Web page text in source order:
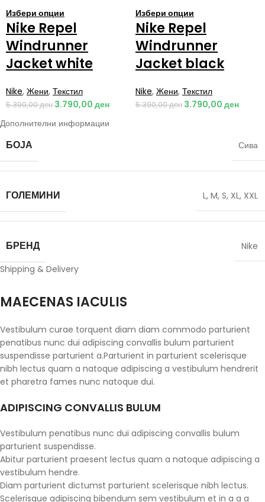
Избери опции
Nike Repel
Windrunner
Jacket white
Nike, Жени, Текстил
5.390,00ден 3.790,00 ден
Избери опции
Nike Repel
Windrunner
Jacket black
Nike, Жени, Текстил
5.390,00ден 3.790,00 ден
Дополнителни информации
БОЈА Сива
ГОЛЕМИНИ L, M, S, XL, XXL
БРЕНД
Nike
Shipping & Delivery
MAECENAS IACULIS
Vestibulum curae torquent diam diam commodo parturient
penatibus nunc dui adipiscing convallis bulum parturient
suspendisse parturient a.Parturient in parturient scelerisque
nibh lectus quam a natoque adipiscing a vestibulum hendrerit
et pharetra fames nunc natoque dui.
ADIPISCING CONVALLIS BULUM
Vestibulum penatibus nunc dui adipiscing convallis bulum
parturient suspendisse.
Abitur parturient praesent lectus quam a natoque adipiscing a
vestibulum hendre.
Diam parturient dictumst parturient scelerisque nibh lectus.
Scelerisque adipiscing bibendum sem vestibulum et in a a a